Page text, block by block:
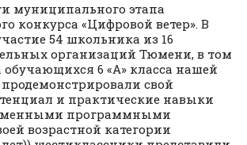
муниципального этапа
конкурса «Цифровой ветер». В
54 школьника из 16
организаций Тюмени, в том
6 «А» класса нашей
свой
и практические навыки
программными
возрастной категории